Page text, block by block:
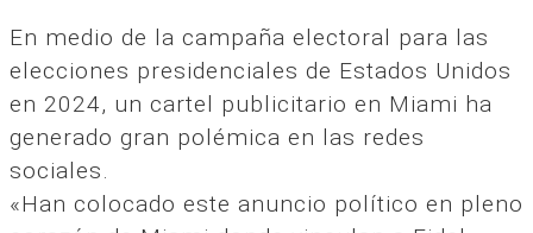
En medio de la campaña electoral para las
elecciones presidenciales de Estados Unidos
en 2024, un cartel publicitario en Miami ha
generado gran polémica en las redes
sociales.
«Han colocado este anuncio político en pleno